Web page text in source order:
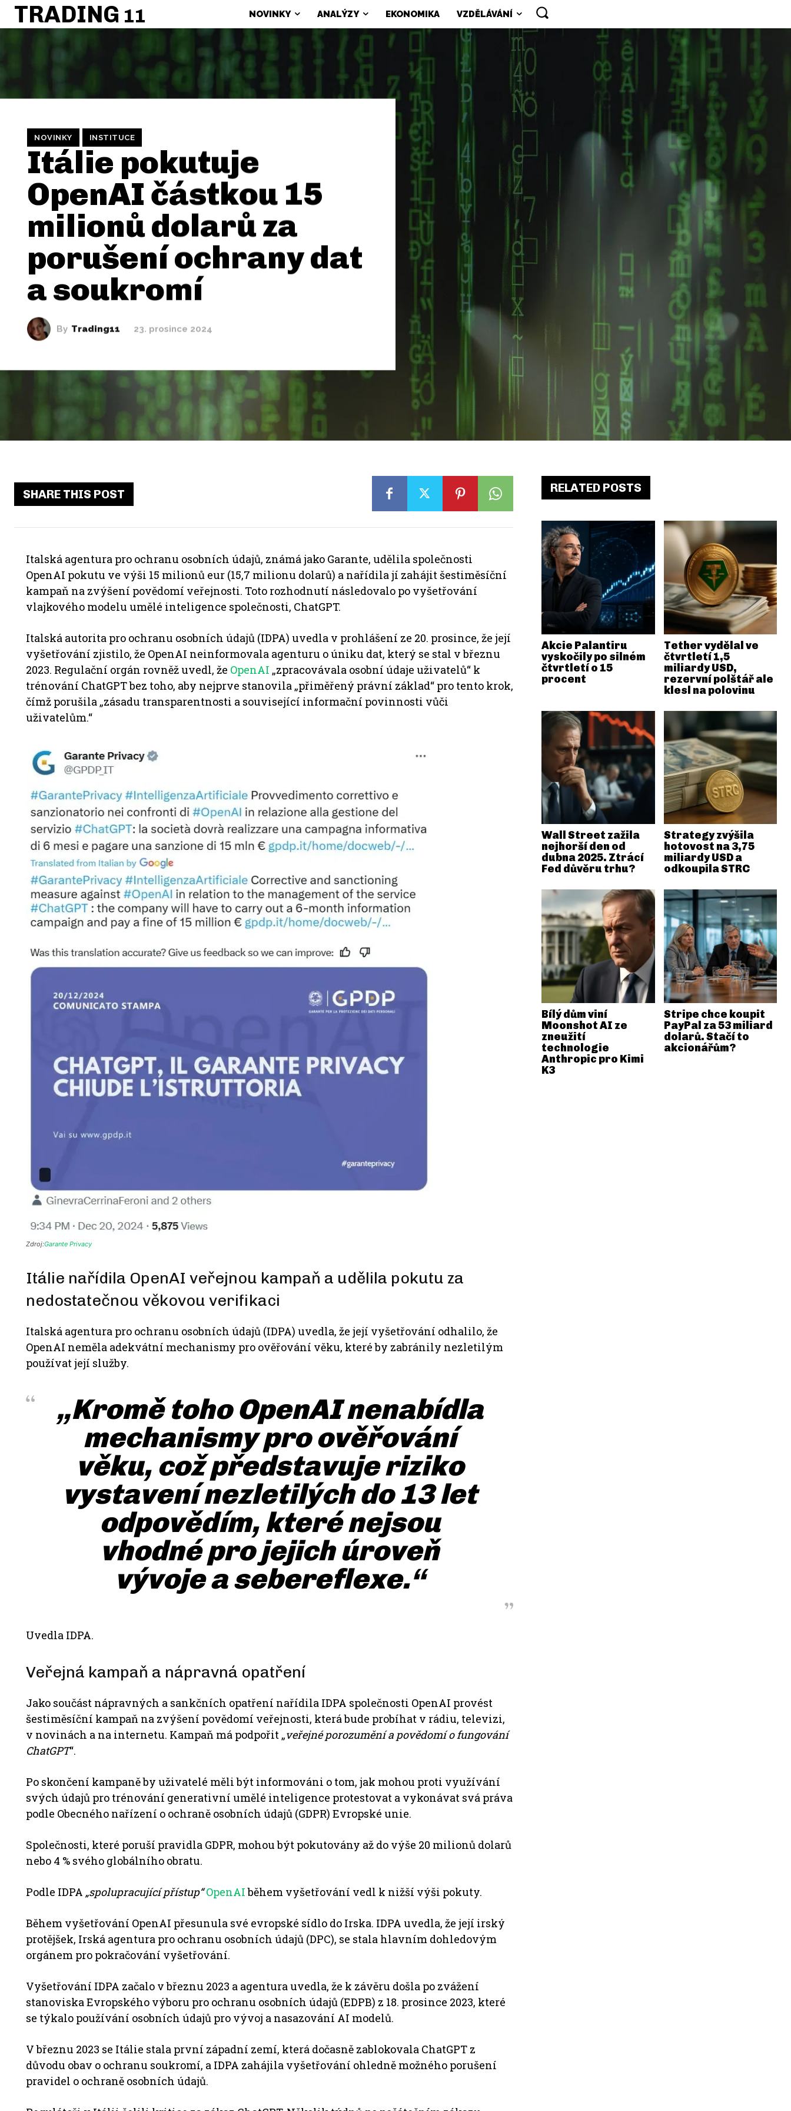
TRADING 11 NOVINKY ANALÝZY EKONOMIKA VZDĚLÁVÁNÍ
NOVINKY INSTITUCE
Itálie pokutuje
OpenAI částkou 15
milionů dolarů za
porušení ochrany dat
a soukromí
By Trading11 23. prosince 2024
SHARE THIS POST
Italská agentura pro ochranu osobních údajů, známá jako Garante, udělila společnosti
OpenAI pokutu ve výši 15 milionů eur (15,7 milionu dolarů) a nařídila jí zahájit šestiměsíční
kampaň na zvýšení povědomí veřejnosti. Toto rozhodnutí následovalo po vyšetřování
vlajkového modelu umělé inteligence společnosti, ChatGPT.
Italská autorita pro ochranu osobních údajů (IDPA) uvedla v prohlášení ze 20. prosince, že její
vyšetřování zjistilo, že OpenAI neinformovala agenturu o úniku dat, který se stal v březnu
2023. Regulační orgán rovněž uvedl, že OpenAI „zpracovávala osobní údaje uživatelů“ k
trénování ChatGPT bez toho, aby nejprve stanovila „přiměřený právní základ“ pro tento krok,
čímž porušila „zásadu transparentnosti a související informační povinnosti vůči
uživatelům.“
Zdroj:Garante Privacy
Itálie nařídila OpenAI veřejnou kampaň a udělila pokutu za
nedostatečnou věkovou verifikaci
Italská agentura pro ochranu osobních údajů (IDPA) uvedla, že její vyšetřování odhalilo, že
OpenAI neměla adekvátní mechanismy pro ověřování věku, které by zabránily nezletilým
používat její služby.
„Kromě toho OpenAI nenabídla
mechanismy pro ověřování
věku, což představuje riziko
vystavení nezletilých do 13 let
odpovědím, které nejsou
vhodné pro jejich úroveň
vývoje a sebereflexe.“
Uvedla IDPA.
Veřejná kampaň a nápravná opatření
Jako součást nápravných a sankčních opatření nařídila IDPA společnosti OpenAI provést
šestiměsíční kampaň na zvýšení povědomí veřejnosti, která bude probíhat v rádiu, televizi,
v novinách a na internetu. Kampaň má podpořit „veřejné porozumění a povědomí o fungování
ChatGPT“.
Po skončení kampaně by uživatelé měli být informováni o tom, jak mohou proti využívání
svých údajů pro trénování generativní umělé inteligence protestovat a vykonávat svá práva
podle Obecného nařízení o ochraně osobních údajů (GDPR) Evropské unie.
Společnosti, které poruší pravidla GDPR, mohou být pokutovány až do výše 20 milionů dolarů
nebo 4 % svého globálního obratu.
Podle IDPA „spolupracující přístup“ OpenAIběhem vyšetřování vedl k nižší výši pokuty.
Během vyšetřování OpenAI přesunula své evropské sídlo do Irska. IDPA uvedla, že její irský
protějšek, Irská agentura pro ochranu osobních údajů (DPC), se stala hlavním dohledovým
orgánem pro pokračování vyšetřování.
Vyšetřování IDPA začalo v březnu 2023 a agentura uvedla, že k závěru došla po zvážení
stanoviska Evropského výboru pro ochranu osobních údajů (EDPB) z 18. prosince 2023, které
se týkalo používání osobních údajů pro vývoj a nasazování AI modelů.
V březnu 2023 se Itálie stala první západní zemí, která dočasně zablokovala ChatGPT z
důvodu obav o ochranu soukromí, a IDPA zahájila vyšetřování ohledně možného porušení
pravidel o ochraně osobních údajů.
RELATED POSTS
Akcie Palantiru
vyskočily po silném
čtvrtletí o 15
procent
Tether vydělal ve
čtvrtletí 1,5
miliardy USD,
rezervní polštář ale
klesl na polovinu
Wall Street zažila
nejhorší den od
dubna 2025. Ztrácí
Fed důvěru trhu?
Strategy zvýšila
hotovost na 3,75
miliardy USD a
odkoupila STRC
Bílý dům viní
Moonshot AI ze
zneužití
technologie
Anthropic pro Kimi
K3
Stripe chce koupit
PayPal za 53 miliard
dolarů. Stačí to
akcionářům?